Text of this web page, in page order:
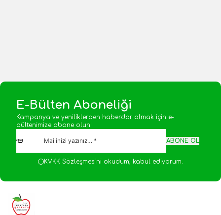
E-Bülten Aboneliği
Kampanya ve yeniliklerden haberdar olmak için e-
bültenimize abone olun!
ABONE OL
KVKK Sözleşmesi'niokudum, kabul ediyorum.